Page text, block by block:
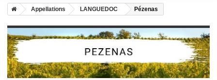
Appellations LANGUEDOC Pézenas